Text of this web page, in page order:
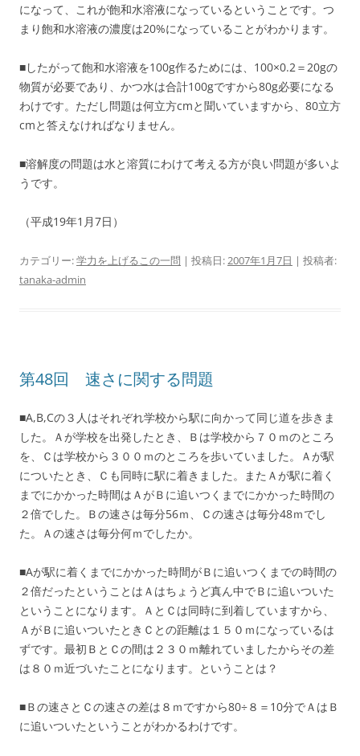
になって、これが飽和水溶液になっているということです。つ
まり飽和水溶液の濃度は20%になっていることがわかります。
■したがって飽和水溶液を100g作るためには、100×0.2＝20gの
物質が必要であり、かつ水は合計100gですから80g必要になる
わけです。ただし問題は何立方cmと聞いていますから、80立方
cmと答えなければなりません。
■溶解度の問題は水と溶質にわけて考える方が良い問題が多いよ
うです。
（平成19年1月7日）
カテゴリー:学力を上げるこの一問 | 投稿日:2007年1月7日 | 投稿者:
tanaka-admin
第48回 速さに関する問題
■A,B,Cの３人はそれぞれ学校から駅に向かって同じ道を歩きま
した。Ａが学校を出発したとき、Ｂは学校から７０ｍのところ
を、Ｃは学校から３００ｍのところを歩いていました。Ａが駅
についたとき、Ｃも同時に駅に着きました。またＡが駅に着く
までにかかった時間はＡがＢに追いつくまでにかかった時間の
２倍でした。Ｂの速さは毎分56ｍ、Ｃの速さは毎分48ｍでし
た。Ａの速さは毎分何ｍでしたか。
■Aが駅に着くまでにかかった時間がＢに追いつくまでの時間の
２倍だったということはＡはちょうど真ん中でＢに追いついた
ということになります。ＡとＣは同時に到着していますから、
ＡがＢに追いついたときＣとの距離は１５０ｍになっているは
ずです。最初ＢとＣの間は２３０ｍ離れていましたからその差
は８０ｍ近づいたことになります。ということは？
■Ｂの速さとＣの速さの差は８ｍですから80÷８＝10分でＡはＢ
に追いついたということがわかるわけです。